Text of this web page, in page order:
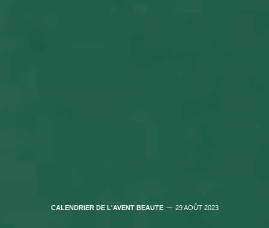
CALENDRIER DE L'AVENT BEAUTE 29 AOÛT 2023